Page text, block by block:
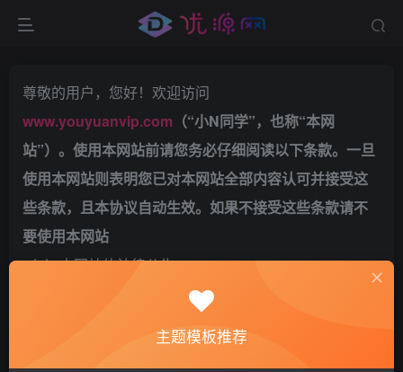
尊敬的用户，您好！欢迎访问
www.youyuanvip.com （“小N同学”，也称“本网
站”）。使用本网站前请您务必仔细阅读以下条款。一旦
使用本网站则表明您已对本网站全部内容认可并接受这
些条款，且本协议自动生效。如果不接受这些条款请不
要使用本网站
（1）本网站的法律公告；
主题模板推荐